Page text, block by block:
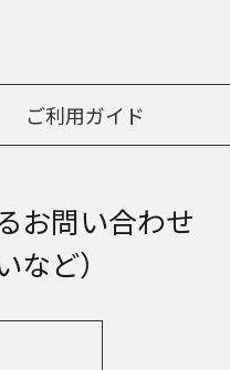
ご利用ガイド
お問い合わせ
など）